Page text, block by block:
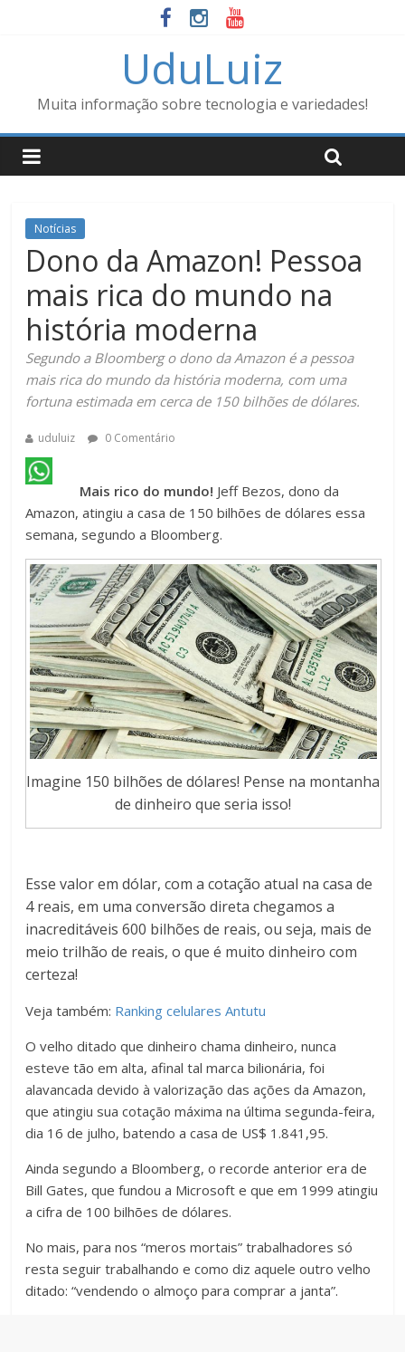
UduLuiz
Muita informação sobre tecnologia e variedades!
Notícias
Dono da Amazon! Pessoa
mais rica do mundo na
história moderna
Segundo a Bloomberg o dono da Amazon é a pessoa
mais rica do mundo da história moderna, com uma
fortuna estimada em cerca de 150 bilhões de dólares.
uduluiz 0 Comentário
Mais rico do mundo! Jeff Bezos, dono da
Amazon, atingiu a casa de 150 bilhões de dólares essa
semana, segundo a Bloomberg.
Imagine 150 bilhões de dólares! Pense na montanha
de dinheiro que seria isso!
Esse valor em dólar, com a cotação atual na casa de
4 reais, em uma conversão direta chegamos a
inacreditáveis 600 bilhões de reais, ou seja, mais de
meio trilhão de reais, o que é muito dinheiro com
certeza!
Veja também: Ranking celulares Antutu
O velho ditado que dinheiro chama dinheiro, nunca
esteve tão em alta, afinal tal marca bilionária, foi
alavancada devido à valorização das ações da Amazon,
que atingiu sua cotação máxima na última segunda-feira,
dia 16 de julho, batendo a casa de US$ 1.841,95.
Ainda segundo a Bloomberg, o recorde anterior era de
Bill Gates, que fundou a Microsoft e que em 1999 atingiu
a cifra de 100 bilhões de dólares.
No mais, para nos “meros mortais” trabalhadores só
resta seguir trabalhando e como diz aquele outro velho
ditado: “vendendo o almoço para comprar a janta”.